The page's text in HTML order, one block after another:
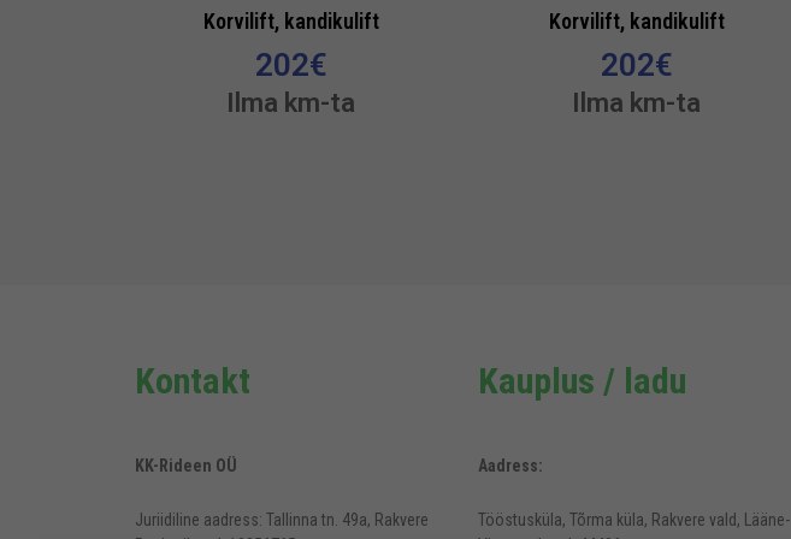
Korvilift, kandikulift
202€
Ilma km-ta
Korvilift, kandikulift
202€
Ilma km-ta
Kontakt
KK-Rideen OÜ
Juriidiline aadress: Tallinna tn. 49a, Rakvere
Kauplus / ladu
Aadress:
Tööstusküla, Tõrma küla, Rakvere vald, Lääne-